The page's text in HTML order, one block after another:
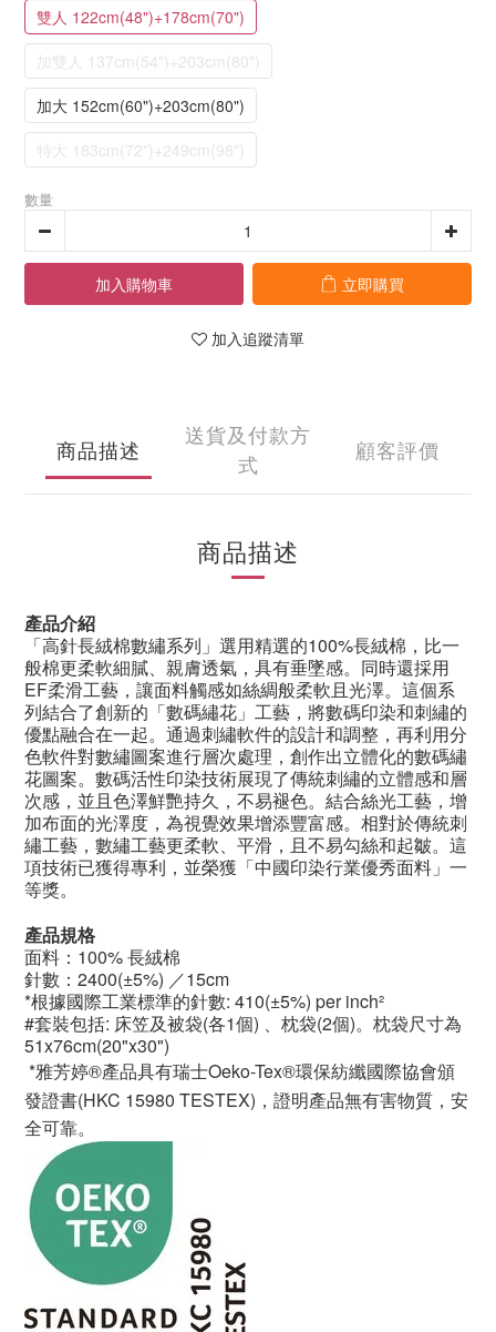
雙人 122cm(48")+178cm(70")
加雙人 137cm(54")+203cm(80")
加大 152cm(60")+203cm(80")
特大 183cm(72")+249cm(98")
數量
加入購物車 立即購買
加入追蹤清單
商品描述
送貨及付款方
式
顧客評價
商品描述
產品介紹
「高針長絨棉數繡系列」選用精選的100%長絨棉，比一
般棉更柔軟細膩、親膚透氣，具有垂墜感。同時還採用
EF柔滑工藝，讓面料觸感如絲綢般柔軟且光澤。這個系
列結合了創新的「數碼繡花」工藝，將數碼印染和刺繡的
優點融合在一起。通過刺繡軟件的設計和調整，再利用分
色軟件對數繡圖案進行層次處理，創作出立體化的數碼繡
花圖案。數碼活性印染技術展現了傳統刺繡的立體感和層
次感，並且色澤鮮艷持久，不易褪色。結合絲光工藝，增
加布面的光澤度，為視覺效果增添豐富感。相對於傳統刺
繡工藝，數繡工藝更柔軟、平滑，且不易勾絲和起皺。這
項技術已獲得專利，並榮獲「中國印染行業優秀面料」一
等獎。
產品規格
面料：100%長絨棉
針數：2400(±5%) ／15cm
*根據國際工業標準的針數: 410(±5%) per inch²
#套裝包括: 床笠及被袋(各1個) 、枕袋(2個)。枕袋尺寸為
51x76cm(20"x30")
*雅芳婷®產品具有瑞士Oeko-Tex®環保紡纖國際協會頒
發證書(HKC 15980 TESTEX)，證明產品無有害物質，安
全可靠。